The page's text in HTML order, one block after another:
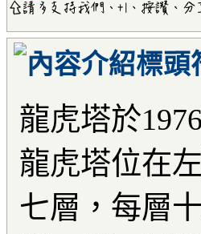
龍虎塔於
龍虎塔位在
七層，每層